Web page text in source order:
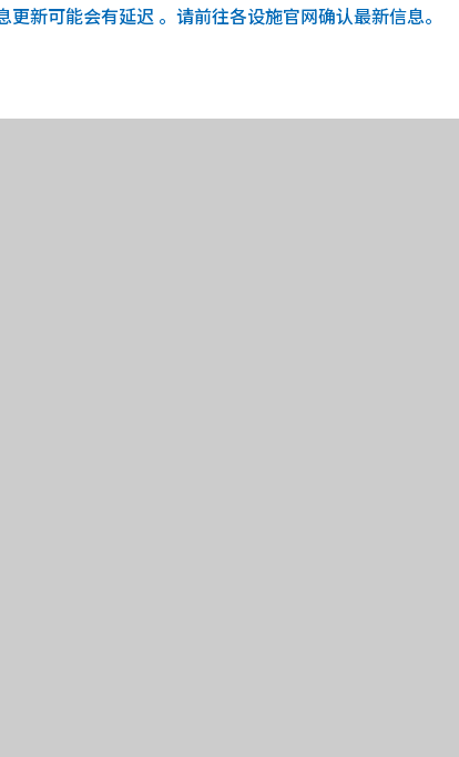
更新可能会有延迟 。请前往各设施官网确认最新信息。